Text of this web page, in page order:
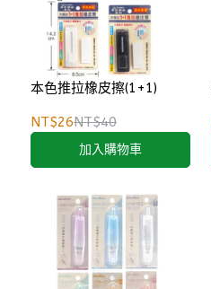
本色推拉橡皮擦(1+1)
NT$26NT$40
加入購物車